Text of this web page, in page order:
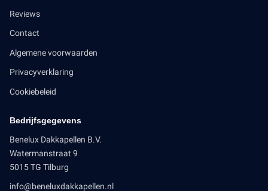
Reviews
Contact
Algemene voorwaarden
Privacyverklaring
Cookiebeleid
Bedrijfsgegevens
Benelux Dakkapellen B.V.
Watermanstraat 9
5015 TG Tilburg
info@beneluxdakkapellen.nl